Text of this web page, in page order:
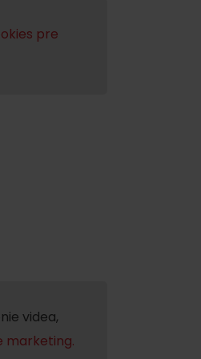
pre
videa,
marketing.